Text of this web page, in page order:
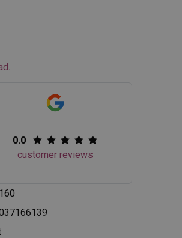
0.0
customer reviews